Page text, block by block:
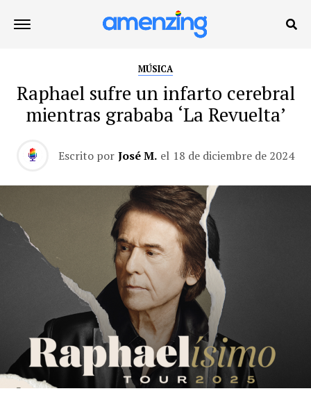
MÚSICA
Raphael sufre un infarto cerebral
mientras grababa ‘La Revuelta’
Escrito por José M. el 18 de diciembre de 2024